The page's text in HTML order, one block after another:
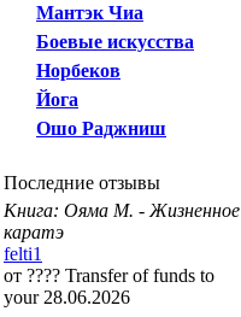
Мантэк Чиа
Боевые искусства
Норбеков
Йога
Ошо Раджниш
Последние отзывы
Книга: Ояма М. - Жизненное
каратэ
felti1
от ???? Transfer of funds to
your 28.06.2026